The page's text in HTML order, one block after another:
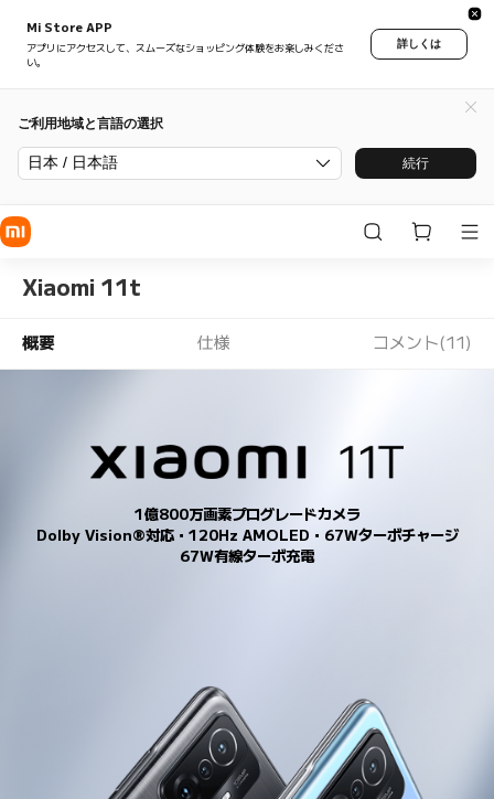
Mi Store APP
アプリにアクセスして、スムーズなショッピング体験をお楽しみくださ
い。
詳しくは
ご利用地域と言語の選択
日本 / 日本語 続行
Xiaomi 11t
概要 仕様 コメント(11)
1億800万画素プログレードカメラ
Dolby Vision®対応・120Hz AMOLED・67Wターボチャージ
67W有線ターボ充電